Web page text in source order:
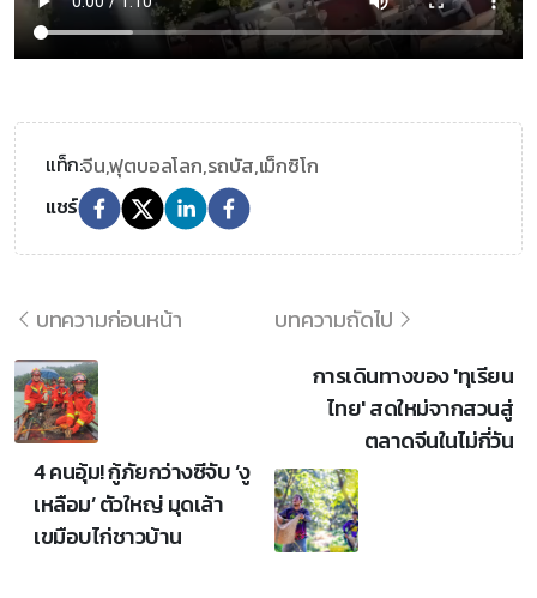
แท็ก:จีน,ฟุตบอลโลก,รถบัส,เม็กซิโก
แชร์
บทความก่อนหน้า
4 คนอุ้ม! กู้ภัยกว่างซีจับ ‘งู
เหลือม’ ตัวใหญ่ มุดเล้า
เขมือบไก่ชาวบ้าน
บทความถัดไป
การเดินทางของ 'ทุเรียน
ไทย' สดใหม่จากสวนสู่
ตลาดจีนในไม่กี่วัน